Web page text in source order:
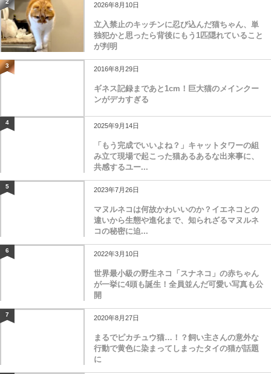
2 2026年8月10日
立入禁止のキッチンに忍び込んだ猫ちゃん、単
独犯かと思ったら背後にもう1匹隠れていること
が判明
3 2016年8月29日
ギネス記録まであと1cm！巨大猫のメインクー
ンがデカすぎる
4 2025年9月14日
「もう完成でいいよね？」キャットタワーの組
み立て現場で起こった猫あるあるな出来事に、
共感するユー...
5 2023年7月26日
マヌルネコは何故かわいいのか？イエネコとの
違いから生態や進化まで、知られざるマヌルネ
コの秘密に迫...
6 2022年3月10日
世界最小級の野生ネコ「スナネコ」の赤ちゃん
が一挙に4頭も誕生！全員並んだ可愛い写真も公
開
7 2020年8月27日
まるでピカチュウ猫…！？飼い主さんの意外な
行動で黄色に染まってしまったタイの猫が話題
に